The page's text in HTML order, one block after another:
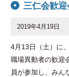
三仁会歓
2019年4月19日
4月13日（土）に
職場異動者の歓迎
員が参加し、みん